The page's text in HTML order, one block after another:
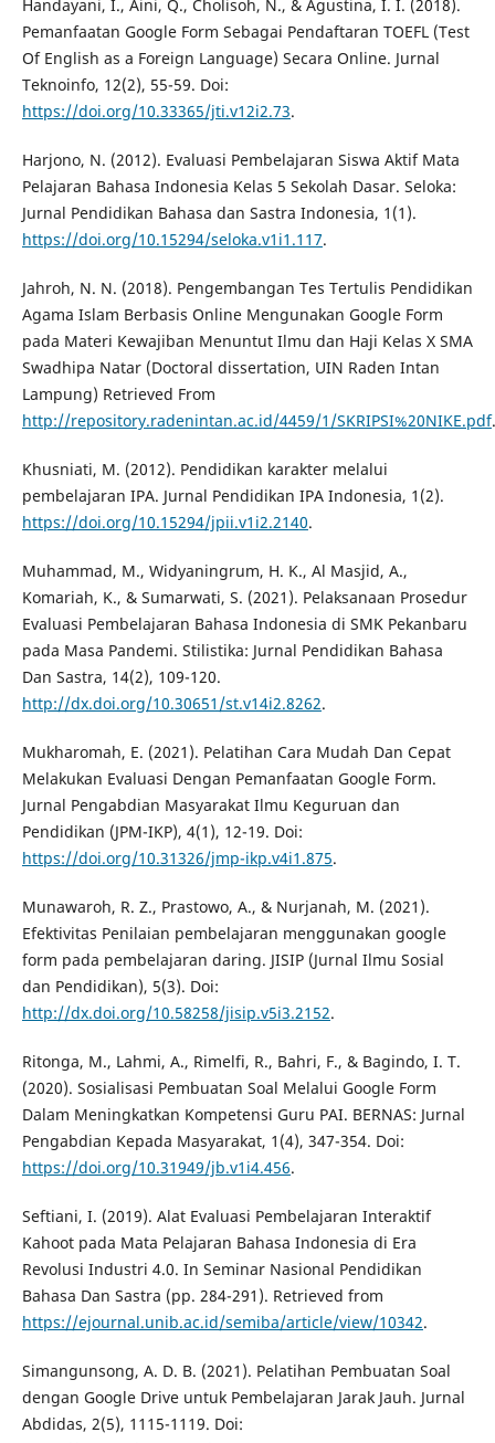
Handayani, I., Aini, Q., Cholisoh, N., & Agustina, I. I. (2018).
Pemanfaatan Google Form Sebagai Pendaftaran TOEFL (Test
Of English as a Foreign Language) Secara Online. Jurnal
Teknoinfo, 12(2), 55-59. Doi:
https://doi.org/10.33365/jti.v12i2.73.
Harjono, N. (2012). Evaluasi Pembelajaran Siswa Aktif Mata
Pelajaran Bahasa Indonesia Kelas 5 Sekolah Dasar. Seloka:
Jurnal Pendidikan Bahasa dan Sastra Indonesia, 1(1).
https://doi.org/10.15294/seloka.v1i1.117.
Jahroh, N. N. (2018). Pengembangan Tes Tertulis Pendidikan
Agama Islam Berbasis Online Mengunakan Google Form
pada Materi Kewajiban Menuntut Ilmu dan Haji Kelas X SMA
Swadhipa Natar (Doctoral dissertation, UIN Raden Intan
Lampung) Retrieved From
http://repository.radenintan.ac.id/4459/1/SKRIPSI%20NIKE.pdf.
Khusniati, M. (2012). Pendidikan karakter melalui
pembelajaran IPA. Jurnal Pendidikan IPA Indonesia, 1(2).
https://doi.org/10.15294/jpii.v1i2.2140.
Muhammad, M., Widyaningrum, H. K., Al Masjid, A.,
Komariah, K., & Sumarwati, S. (2021). Pelaksanaan Prosedur
Evaluasi Pembelajaran Bahasa Indonesia di SMK Pekanbaru
pada Masa Pandemi. Stilistika: Jurnal Pendidikan Bahasa
Dan Sastra, 14(2), 109-120.
http://dx.doi.org/10.30651/st.v14i2.8262.
Mukharomah, E. (2021). Pelatihan Cara Mudah Dan Cepat
Melakukan Evaluasi Dengan Pemanfaatan Google Form.
Jurnal Pengabdian Masyarakat Ilmu Keguruan dan
Pendidikan (JPM-IKP), 4(1), 12-19. Doi:
https://doi.org/10.31326/jmp-ikp.v4i1.875.
Munawaroh, R. Z., Prastowo, A., & Nurjanah, M. (2021).
Efektivitas Penilaian pembelajaran menggunakan google
form pada pembelajaran daring. JISIP (Jurnal Ilmu Sosial
dan Pendidikan), 5(3). Doi:
http://dx.doi.org/10.58258/jisip.v5i3.2152.
Ritonga, M., Lahmi, A., Rimelfi, R., Bahri, F., & Bagindo, I. T.
(2020). Sosialisasi Pembuatan Soal Melalui Google Form
Dalam Meningkatkan Kompetensi Guru PAI. BERNAS: Jurnal
Pengabdian Kepada Masyarakat, 1(4), 347-354. Doi:
https://doi.org/10.31949/jb.v1i4.456.
Seftiani, I. (2019). Alat Evaluasi Pembelajaran Interaktif
Kahoot pada Mata Pelajaran Bahasa Indonesia di Era
Revolusi Industri 4.0. In Seminar Nasional Pendidikan
Bahasa Dan Sastra (pp. 284-291). Retrieved from
https://ejournal.unib.ac.id/semiba/article/view/10342.
Simangunsong, A. D. B. (2021). Pelatihan Pembuatan Soal
dengan Google Drive untuk Pembelajaran Jarak Jauh. Jurnal
Abdidas, 2(5), 1115-1119. Doi: